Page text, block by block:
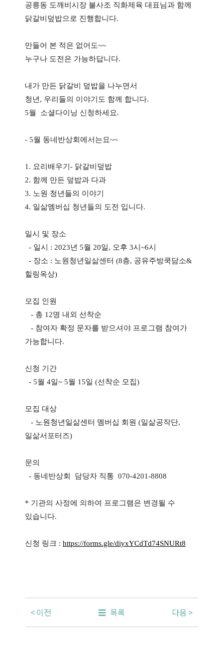
공릉동 도깨비시장 불사조 직화제육 대표님과 함께
닭갈비덮밥으로 진행합니다.
만들어 본 적은 없어도~~
누구나 도전은 가능하답니다.
내가 만든 닭갈비 덮밥을 나누면서
청년, 우리들의 이야기도 함께 합니다.
5월 소셜다이닝 신청하세요.
- 5월 동네반상회에서는요~~
1. 요리배우기- 닭갈비덮밥
2. 함께 만든 덮밥과 다과
3. 노원 청년들의 이야기
4. 일삶멤버십 청년들의 도전 입니다.
일시 및 장소
- 일시 : 2023년 5월 20일, 오후 3시~6시
- 장소 : 노원청년일삶센터 (8층, 공유주방쿡담소&
힐링옥상)
모집 인원
- 총 12명 내외 선착순
- 참여자 확정 문자를 받으셔야 프로그램 참여가
가능합니다.
신청 기간
- 5월 4일~ 5월 15일 (선착순 모집)
모집 대상
- 노원청년일삶센터 멤버십 회원 (일삶공작단,
일삶서포터즈)
문의
- 동네반상회 담당자 직통 070-4201-8808
* 기관의 사정에 의하여 프로그램은 변경될 수
있습니다.
신청 링크 : https://forms.gle/diyxYCdTd74SNURt8
이전 목록 다음